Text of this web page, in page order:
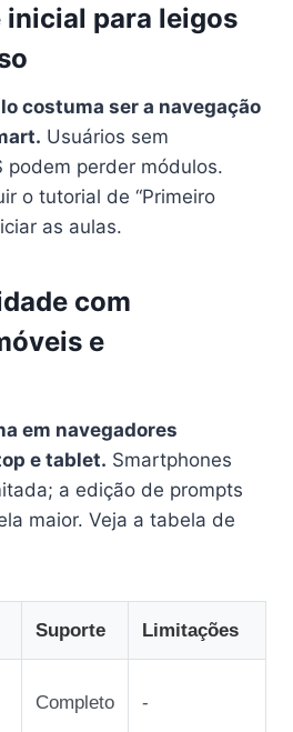
inicial para leigos
costuma ser a navegação
Usuários sem
podem perder módulos.
o tutorial de “Primeiro
as aulas.
com
e
em navegadores
e tablet. Smartphones
a edição de prompts
maior. Veja a tabela de
Suporte Limitações
Completo ‑